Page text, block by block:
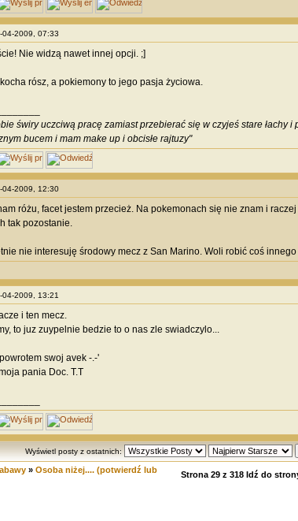
04-2009, 07:33
Nie widzą nawet innej opcji. ;]
rósz, a pokiemony to jego pasja życiowa.
świry uczciwą pracę zamiast przebierać się w czyjeś stare łachy i
bucem i mam make up i obcisłe rajtuzy"
04-2009, 12:30
różu, facet jestem przecież. Na pokemonach się nie znam i
tak pozostanie.
nie interesuję środowy mecz z San Marino. Woli robić coś
04-2009, 13:21
i ten mecz.
to juz zuypelnie bedzie to o nas zle swiadczylo...
swoj avek -.-'
pania Doc. T.T
Wyświetl posty z ostatnich:
» Osoba niżej.... (potwierdź lub
Strona 29z 318Idź do